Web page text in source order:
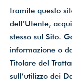
tramite questo
dell’Utente,
stesso sul Sito.
informazione o
Titolare del
sull’utilizzo dei